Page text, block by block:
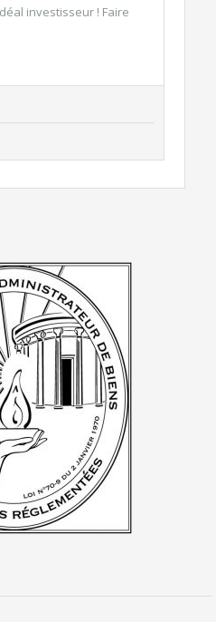
investisseur ! Faire